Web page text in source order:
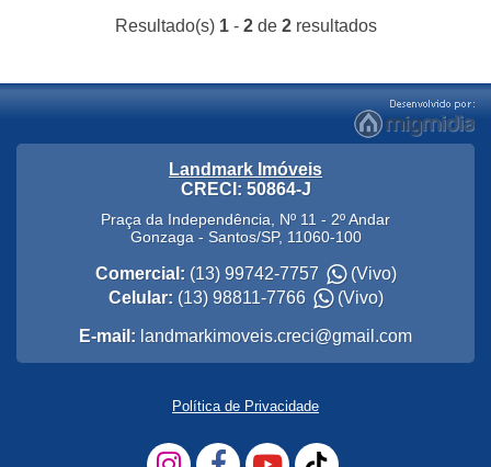
Resultado(s) 1- 2de 2resultados
Landmark Imóveis
CRECI: 50864-J
Praça da Independência, Nº 11 - 2º Andar
Gonzaga- Santos/SP, 11060-100
Comercial: (13) 99742-7757
(Vivo)
Celular: (13) 98811-7766 (Vivo)
E-mail: landmarkimoveis.creci@gmail.com
Política de Privacidade